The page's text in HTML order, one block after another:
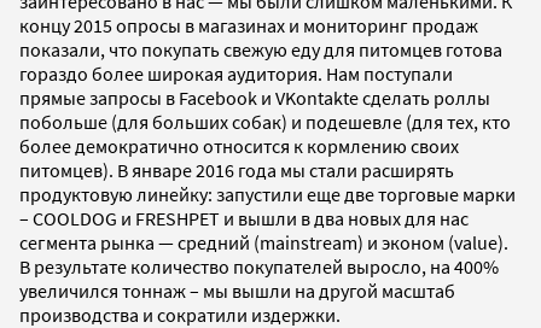
концу 2015 опросы в магазинах и мониторинг продаж
показали, что покупать свежую еду для питомцев готова
гораздо более широкая аудитория. Нам поступали
прямые запросы в Facebook и VKontakte сделать роллы
побольше (для больших собак) и подешевле (для тех, кто
более демократично относится к кормлению своих
питомцев). В январе 2016 года мы стали расширять
продуктовую линейку: запустили еще две торговые марки
– COOLDOG и FRESHPET и вышли в два новых для нас
сегмента рынка — средний (mainstream) и эконом (value).
В результате количество покупателей выросло, на 400%
увеличился тоннаж – мы вышли на другой масштаб
производства и сократили издержки.